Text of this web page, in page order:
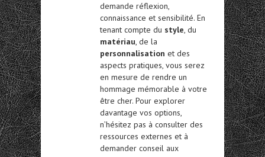
demande réflexion,
connaissance et sensibilité. En
tenant compte du style , du
matériau , de la
personnalisation et des
aspects pratiques, vous serez
en mesure de rendre un
hommage mémorable à votre
être cher. Pour explorer
davantage vos options,
n’hésitez pas à consulter des
ressources externes et à
demander conseil aux